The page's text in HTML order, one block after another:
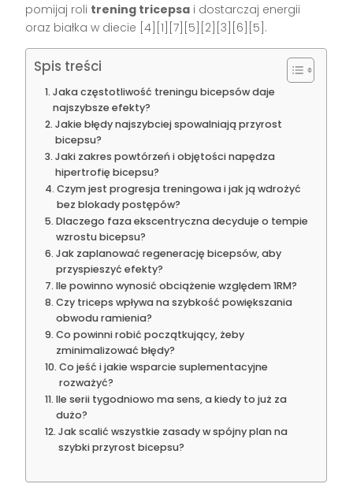
pomijaj roli trening tricepsa i dostarczaj energii
oraz białka w diecie [4][1][7][5][2][3][6][5].
Spis treści
Jaka częstotliwość treningu bicepsów daje
najszybsze efekty?
Jakie błędy najszybciej spowalniają przyrost
bicepsu?
Jaki zakres powtórzeń i objętości napędza
hipertrofię bicepsu?
Czym jest progresja treningowa i jak ją wdrożyć
bez blokady postępów?
Dlaczego faza ekscentryczna decyduje o tempie
wzrostu bicepsu?
Jak zaplanować regenerację bicepsów, aby
przyspieszyć efekty?
Ile powinno wynosić obciążenie względem 1RM?
Czy triceps wpływa na szybkość powiększania
obwodu ramienia?
Co powinni robić początkujący, żeby
zminimalizować błędy?
Co jeść i jakie wsparcie suplementacyjne
rozważyć?
Ile serii tygodniowo ma sens, a kiedy to już za
dużo?
Jak scalić wszystkie zasady w spójny plan na
szybki przyrost bicepsu?